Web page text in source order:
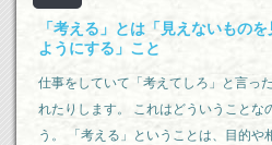
「考える」とは「見えないものを
ようにする」こと
仕事をしていて「考えてしろ」と言っ
れたりします。 これはどういうことな
う。 「考える」ということは、目的や